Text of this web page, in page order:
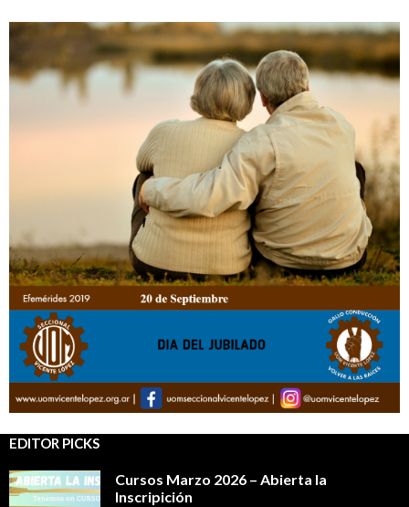
EDITOR PICKS
Cursos Marzo 2026 – Abierta la
Inscripición